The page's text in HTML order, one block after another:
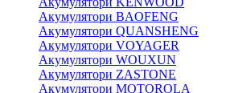
Акумулятори BAOFENG
Акумулятори QUANSHENG
Акумулятори VOYAGER
Акумулятори WOUXUN
Акумулятори ZASTONE
Акумулятори MOTOROLA